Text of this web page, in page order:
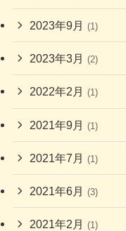
2023年9月 (1)
2023年3月 (2)
2022年2月 (1)
2021年9月 (1)
2021年7月 (1)
2021年6月 (3)
2021年2月 (1)